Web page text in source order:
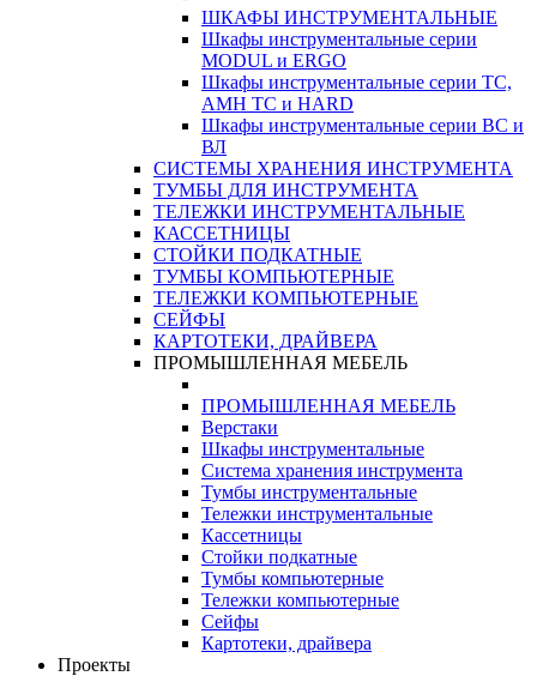
ШКАФЫ ИНСТРУМЕНТАЛЬНЫЕ
Шкафы инструментальные серии
MODUL и ERGO
Шкафы инструментальные серии ТС,
АМН ТС и HARD
Шкафы инструментальные серии ВС и
ВЛ
СИСТЕМЫ ХРАНЕНИЯ ИНСТРУМЕНТА
ТУМБЫ ДЛЯ ИНСТРУМЕНТА
ТЕЛЕЖКИ ИНСТРУМЕНТАЛЬНЫЕ
КАССЕТНИЦЫ
СТОЙКИ ПОДКАТНЫЕ
ТУМБЫ КОМПЬЮТЕРНЫЕ
ТЕЛЕЖКИ КОМПЬЮТЕРНЫЕ
СЕЙФЫ
КАРТОТЕКИ, ДРАЙВЕРА
ПРОМЫШЛЕННАЯ МЕБЕЛЬ
ПРОМЫШЛЕННАЯ МЕБЕЛЬ
Верстаки
Шкафы инструментальные
Система хранения инструмента
Тумбы инструментальные
Тележки инструментальные
Кассетницы
Стойки подкатные
Тумбы компьютерные
Тележки компьютерные
Сейфы
Картотеки, драйвера
Проекты